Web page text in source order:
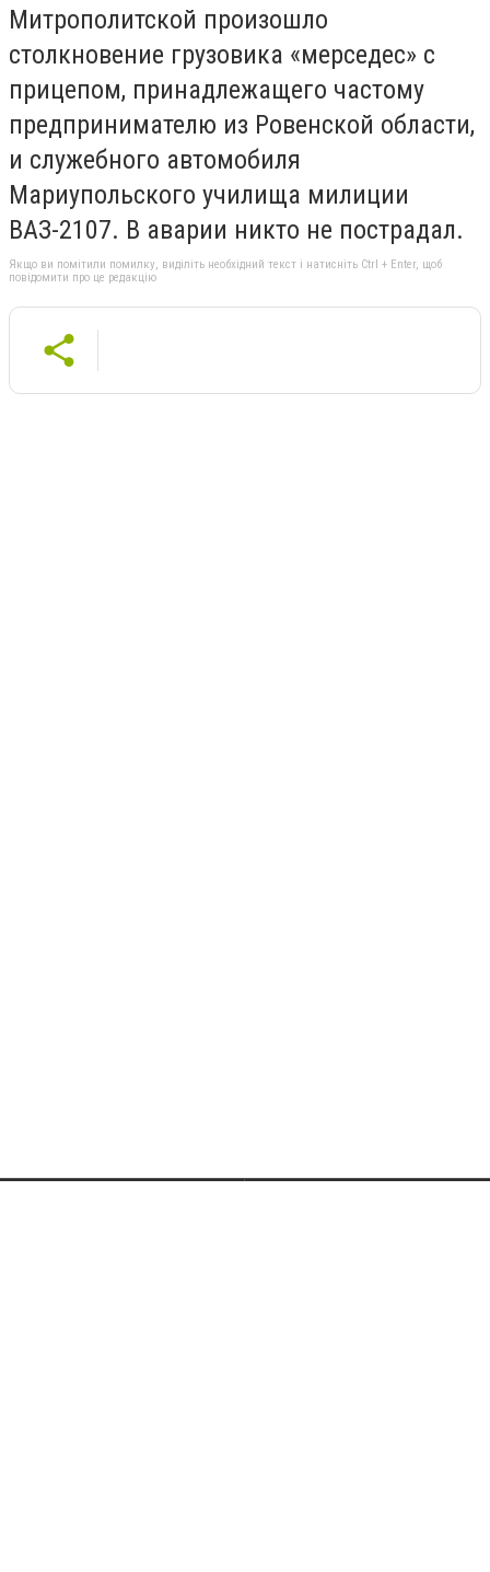
Митрополитской произошло
столкновение грузовика «мерседес» с
прицепом, принадлежащего частому
предпринимателю из Ровенской области,
и служебного автомобиля
Мариупольского училища милиции
ВАЗ-2107. В аварии никто не пострадал.
Якщо ви помітили помилку, виділіть необхідний текст і натисніть Ctrl + Enter, щоб
повідомити про це редакцію